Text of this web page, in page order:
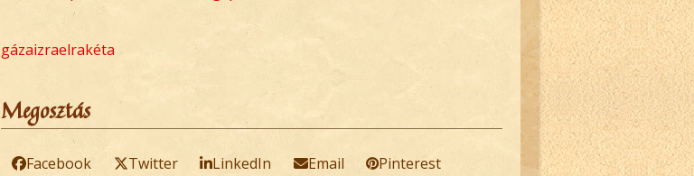
gázaizraelrakéta
Megosztás
Facebook Twitter LinkedIn Email Pinterest